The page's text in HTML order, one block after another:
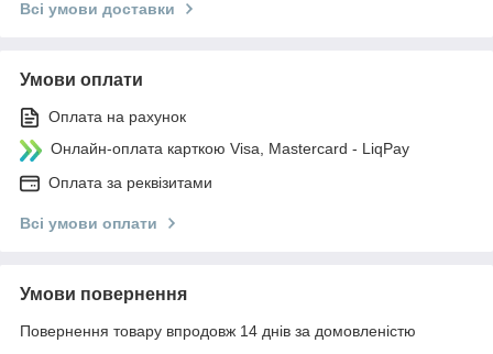
Всі умови доставки
Умови оплати
Оплата на рахунок
Онлайн-оплата карткою Visa, Mastercard - LiqPay
Оплата за реквізитами
Всі умови оплати
Умови повернення
Повернення товару впродовж 14 днів за домовленістю